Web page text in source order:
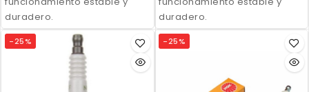
duradero.
duradero.
-25% -25%